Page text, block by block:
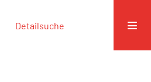
Detailsuche